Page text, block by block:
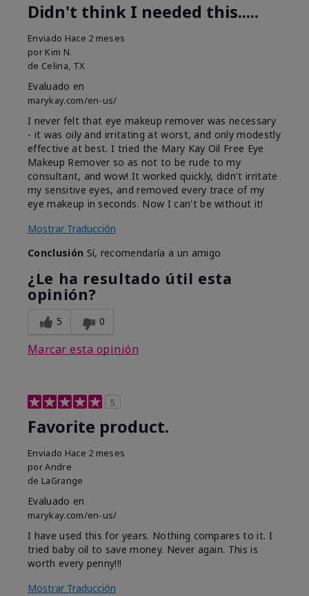
Didn't think I needed this.....
Enviado Hace 2 meses
por Kim N.
de Celina, TX
Evaluado en
marykay.com/en-us/
I never felt that eye makeup remover was necessary
- it was oily and irritating at worst, and only modestly
effective at best. I tried the Mary Kay Oil Free Eye
Makeup Remover so as not to be rude to my
consultant, and wow! It worked quickly, didn't irritate
my sensitive eyes, and removed every trace of my
eye makeup in seconds. Now I can't be without it!
Mostrar Traducción
Conclusión Sí, recomendaría a un amigo
¿Le ha resultado útil esta
opinión?
5 0
Marcar esta opinión
5
Favorite product.
Enviado Hace 2 meses
porAndre
de LaGrange
Evaluado en
marykay.com/en-us/
I have used this for years. Nothing compares to it. I
tried baby oil to save money. Never again. This is
worth every penny!!!
Mostrar Traducción